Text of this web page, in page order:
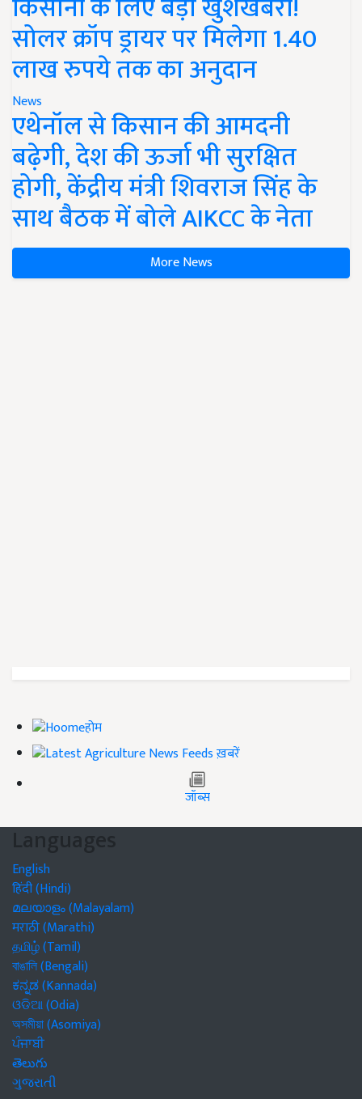
सोलर क्रॉप ड्रायर पर मिलेगा 1.40
लाख रुपये तक का अनुदान
News
एथेनॉल से किसान की आमदनी
बढ़ेगी, देश की ऊर्जा भी सुरक्षित
होगी, केंद्रीय मंत्री शिवराज सिंह के
साथ बैठक में बोले AIKCC के नेता
More News
होम
ख़बरें
जॉब्स
Languages
English
हिंदी (Hindi)
മലയാളം (Malayalam)
मराठी (Marathi)
தமிழ் (Tamil)
বাঙালি (Bengali)
ಕನ್ನಡ (Kannada)
ଓଡିଆ (Odia)
অসমীয়া (Asomiya)
ਪੰਜਾਬੀ
తెలుగు
ગુજરાતી